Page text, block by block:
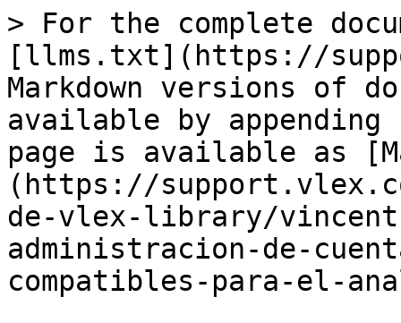
> For the complete
[llms.txt](https://
Markdown versions of
available by
page is available as
(https://
de-vlex-library/
administracion-de-
compatibles-para-el-